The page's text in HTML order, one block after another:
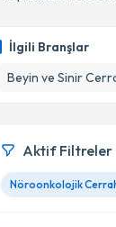
İlgili Branşlar
Beyin ve Sinir
Aktif Filtreler
Nöroonkolojik